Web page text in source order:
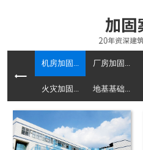
机房加固... 厂房加固...
火灾加固... 地基基础...